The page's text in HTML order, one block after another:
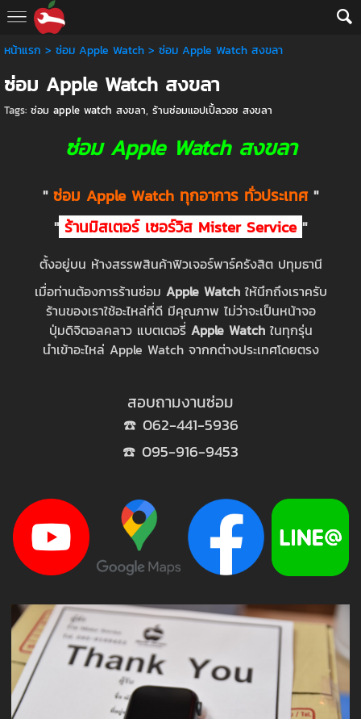
หน้าแรก > ซ่อม Apple Watch> ซ่อม Apple Watch สงขลา
ซ่อม Apple Watch สงขลา
Tags: ซ่อม apple watch สงขลา, ร้านซ่อมแอปเปิ้ลวอช สงขลา
ซ่อม Apple Watch สงขลา
" ซ่อม Apple Watch ทุกอาการ ทั่วประเทศ"
" ร้านมิสเตอร์ เซอร์วิส Mister Service "
ตั้งอยู่บน ห้างสรรพสินค้าฟิวเจอร์พาร์ครังสิต ปทุมธานี
เมื่อท่านต้องการร้านซ่อม Apple Watchให้นึกถึงเราครับ
ร้านของเราใช้อะไหล่ที่ดี มีคุณภาพ ไม่ว่าจะเป็นหน้าจอ
ปุ่มดิจิตอลคลาว แบตเตอรี่ Apple Watchในทุกรุ่น
นำเข้าอะไหล่ Apple Watch จากกต่างประเทศโดยตรง
สอบถามงานซ่อม
☎️ 062-441-5936
☎️ 095-916-9453